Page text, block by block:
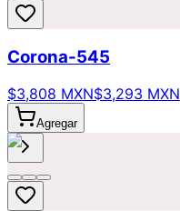
Corona-545
$3,808 MXN$3,293 MXN
Agregar